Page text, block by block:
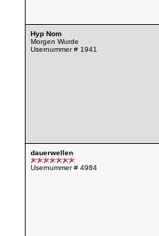
Hyp Nom
Morgen Wurde
Usernummer # 1941
dauerwellen
Usernummer # 4984